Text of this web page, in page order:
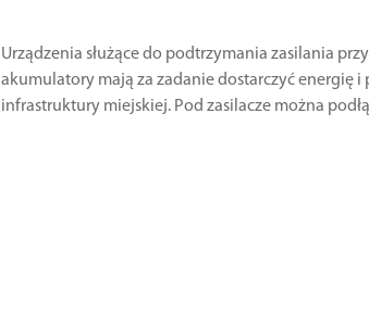
Urządzenia służące do podtrzymania zasilania
akumulatory mają za zadanie dostarczyć energię
infrastruktury miejskiej. Pod zasilacze można